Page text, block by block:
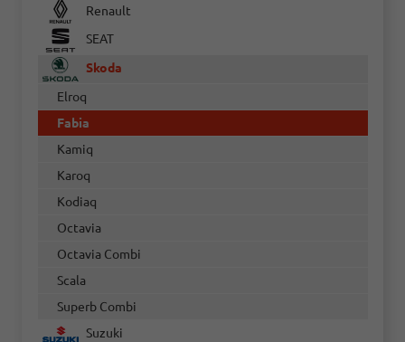
Renault
SEAT
Skoda
Elroq
Fabia
Kamiq
Karoq
Kodiaq
Octavia
Octavia Combi
Scala
Superb Combi
Suzuki